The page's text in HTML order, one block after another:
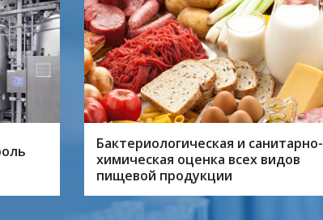
Бактериологическая и санитарно-
химическая оценка всех видов
пищевой продукции